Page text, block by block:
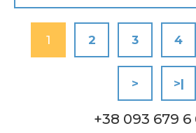
1 2 3 4
> >|
+38 093 679 6